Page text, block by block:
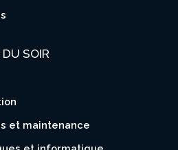
SOIR
et maintenance